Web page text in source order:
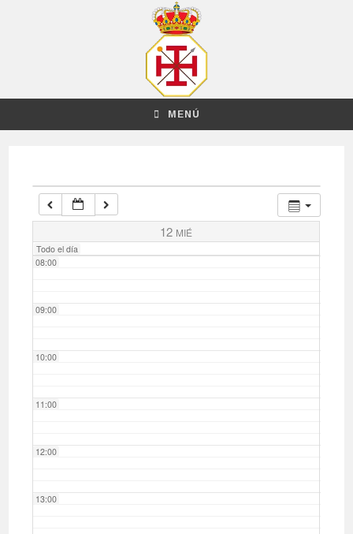
MENÚ
12 MIÉ
Todo el día
07:00
08:00
09:00
10:00
11:00
12:00
13:00